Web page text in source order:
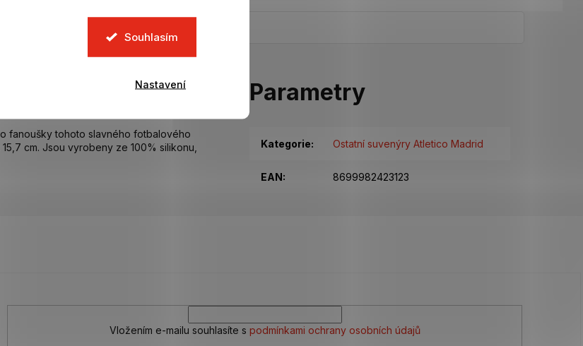
Souhlasím
Nastavení
fanoušky tohoto slavného fotbalového
cm. Jsou vyrobeny ze 100% silikonu,
Parametry
Kategorie: Ostatní suvenýry Atletico Madrid
EAN : 8699982423123
Vložením e-mailu souhlasíte s podmínkami ochrany osobních údajů